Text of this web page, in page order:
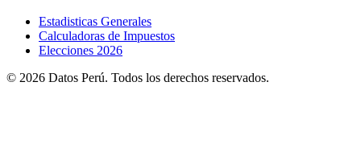
Estadisticas Generales
Calculadoras de Impuestos
Elecciones 2026
© 2026 Datos Perú. Todos los derechos reservados.